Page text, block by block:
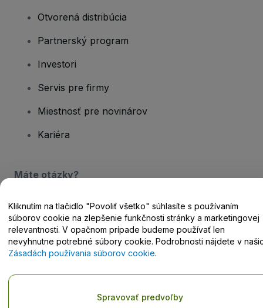
Otvorená distribúcia
Partnerský program
Investori
Servis pre firmy
Miestnosť pre novinárov
Kariéra
Máte otázky?
Centrum pomoci / Kontaktujte nás
Copyright © viagogo GmbH 2026 Údaje o spoločnosti
Zásadami ochrany osobných údajov
používania súborov cookieaZásadami ochrany osobných údajov
Kliknutím na tlačidlo "Povoliť všetko" súhlasíte s používaním
súborov cookie na zlepšenie funkčnosti stránky a marketingovej
relevantnosti. V opačnom prípade budeme používať len
nevyhnutne potrebné súbory cookie. Podrobnosti nájdete v
Zásadách používania súborov cookie.
Spravovať predvoľby